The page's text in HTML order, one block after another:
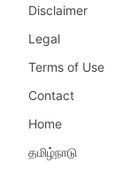
Disclaimer
Legal
Terms of Use
Contact
Home
தமிழ்நாடு